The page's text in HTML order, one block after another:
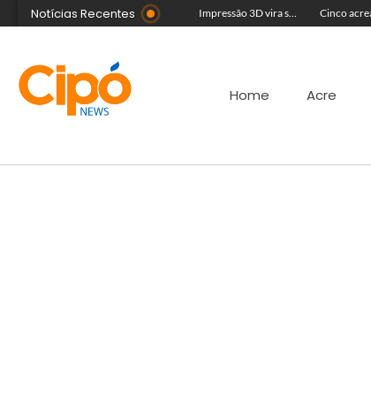
Notícias Recentes
Foragido da Justiça se casa durante a Expoacre, mas é preso logo depois por reconhecimento facial Impressão 3D vira sucesso na Feira de Negócios do Novenário com brinquedos personalizados e sensoriais
Home Acre